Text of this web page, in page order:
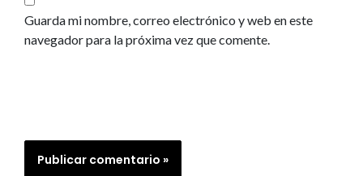
Guarda mi nombre, correo electrónico y web en este
navegador para la próxima vez que comente.